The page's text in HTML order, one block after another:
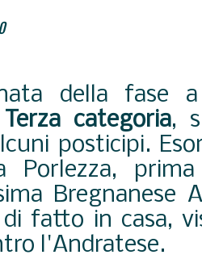
della
categoria,
posticipi.
Porlezza,
Bregnanese
fatto in casa,
l'Andratese.